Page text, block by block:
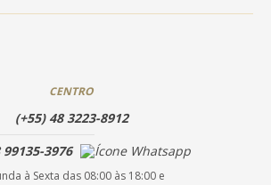
CENTRO
(+55) 48 3223-8912
99135-3976
à Sexta das 08:00 às 18:00 e